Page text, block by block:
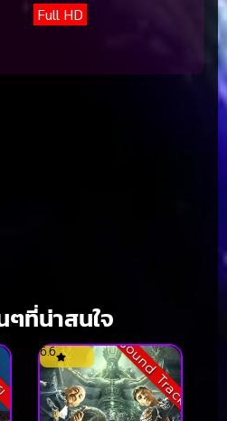
Full HD
ๆที่น่าสนใจ
Sound Track
6.6